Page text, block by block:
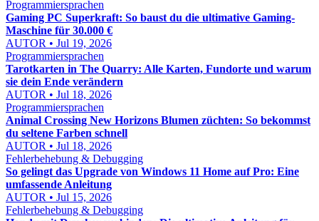
Programmiersprachen
Gaming PC Superkraft: So baust du die ultimative Gaming-
Maschine für 30.000 €
AUTOR • Jul 19, 2026
Programmiersprachen
Tarotkarten in The Quarry: Alle Karten, Fundorte und warum
sie dein Ende verändern
AUTOR • Jul 18, 2026
Programmiersprachen
Animal Crossing New Horizons Blumen züchten: So bekommst
du seltene Farben schnell
AUTOR • Jul 18, 2026
Fehlerbehebung & Debugging
So gelingt das Upgrade von Windows 11 Home auf Pro: Eine
umfassende Anleitung
AUTOR • Jul 15, 2026
Fehlerbehebung & Debugging